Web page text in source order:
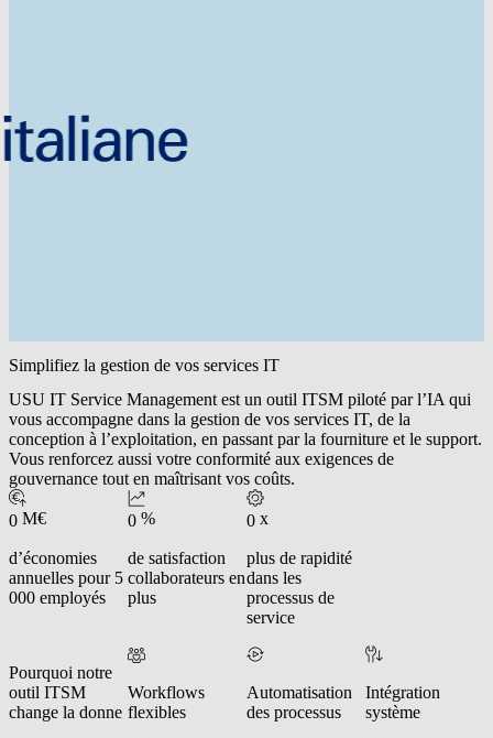
Simplifiez la gestion de vos services IT
USU IT Service Management est un outil ITSM piloté par l’IA qui
vous accompagne dans la gestion de vos services IT, de la
conception à l’exploitation, en passant par la fourniture et le support.
Vous renforcez aussi votre conformité aux exigences de
gouvernance tout en maîtrisant vos coûts.
0 M€
d’économies
annuelles pour 5
000 employés
0 %
de satisfaction
collaborateurs en
plus
0 x
plus de rapidité
dans les
processus de
service
Pourquoi notre
outil ITSM
change la donne
Workflows
flexibles
Automatisation
des processus
Intégration
système